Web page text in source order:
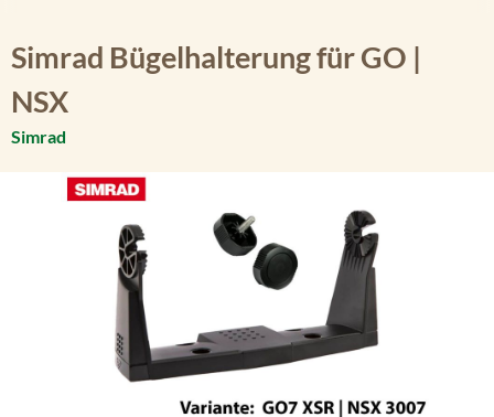
Simrad Bügelhalterung für GO |
NSX
Simrad
Bildergalerie überspringen